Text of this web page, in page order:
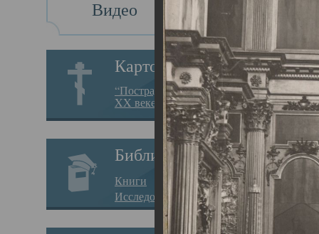
Видео
Картотека
“Пострадавшие за веру в
XX веке на Севере”
Библиотека
Книги
Исследования